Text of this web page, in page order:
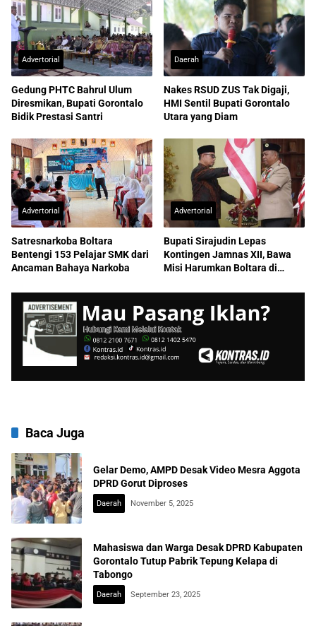
Advertorial
Gedung PHTC Bahrul Ulum
Diresmikan, Bupati Gorontalo
Bidik Prestasi Santri
Daerah
Nakes RSUD ZUS Tak Digaji,
HMI Sentil Bupati Gorontalo
Utara yang Diam
Advertorial
Satresnarkoba Boltara
Bentengi 153 Pelajar SMK dari
Ancaman Bahaya Narkoba
Advertorial
Bupati Sirajudin Lepas
Kontingen Jamnas XII, Bawa
Misi Harumkan Boltara di
Baca Juga
Gelar Demo, AMPD Desak Video Mesra Aggota
DPRD Gorut Diproses
Daerah November 5, 2025
Mahasiswa dan Warga Desak DPRD Kabupaten
Gorontalo Tutup Pabrik Tepung Kelapa di
Tabongo
Daerah September 23, 2025